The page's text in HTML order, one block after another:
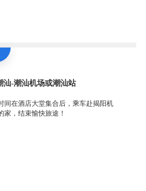
汕-潮汕机场或潮汕站
间在酒店大堂集合后，乘车赴揭阳机
家，结束愉快旅途！